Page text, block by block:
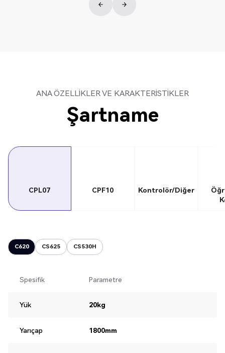
ANA ÖZELLIKLER VE KARAKTERISTIKLER
Şartname
CPL07 CPF10 Kontrolör/Diğer
C620 CS625 CS530H
Spesifik Parametre
Yük 20kg
Yarıçap 1800mm